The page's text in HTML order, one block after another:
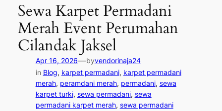
Sewa Karpet Permadani
Merah Event Perumahan
Cilandak Jaksel
Apr 16, 2026—byvendorinaja24
in Blog, karpet permadani, karpet permadani
merah, peramdani merah, permadani, sewa
karpet turki, sewa permadani, sewa
permadani karpet merah, sewa permadani